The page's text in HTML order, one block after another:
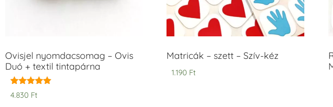
Ovisjel nyomdacsomag – Ovis
Duó + textil tintapárna
Értékelés:
5.00
4.830 Ft
Matricák – szett – Szív-kéz
1.190 Ft